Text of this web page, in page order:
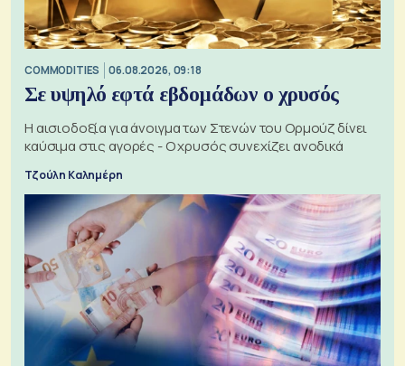
COMMODITIES 06.08.2026, 09:18
Σε υψηλό εφτά εβδομάδων ο χρυσός
Η αισιοδοξία για άνοιγμα των Στενών του Ορμούζ δίνει
καύσιμα στις αγορές - Ο χρυσός συνεχίζει ανοδικά
Τζούλη Καλημέρη